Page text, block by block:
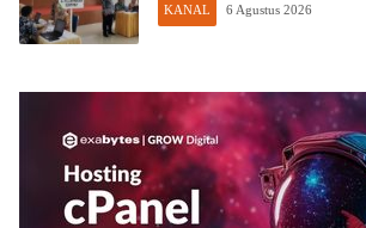
KANAL 6 Agustus 2026